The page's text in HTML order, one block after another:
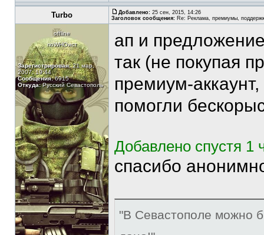
Turbo Добавлено: 25 сен, 2015, 14:26
Заголовок сообщения: Re: Реклама, премиумы,
offline
поWHOист
Зарегистрирован:21 мар,
2007, 19:44
Сообщения:6915
Откуда:Русский Севастополь
ап и
так (не покупая
премиум-
помогли
Добавлено спустя 1
спасибо
"В Севастополе можно